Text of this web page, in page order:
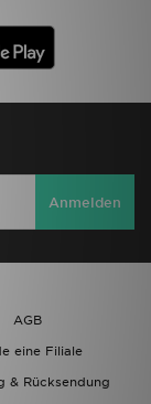
Anmelden
AGB
eine Filiale
& Rücksendung